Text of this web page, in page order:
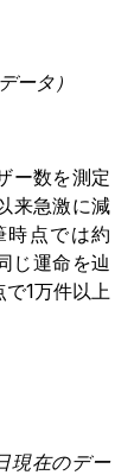
ータ）
ー数を測定
来急激に減
時点では約
じ運命を辿
1万件以上
現在のデー